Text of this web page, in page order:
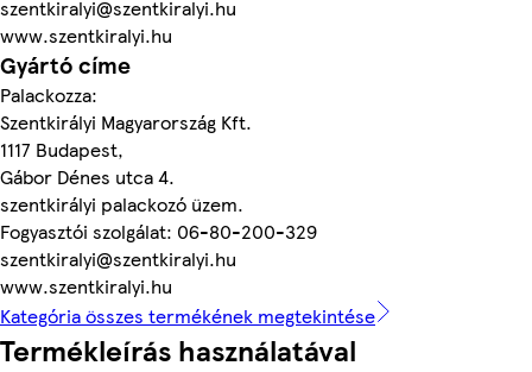
szentkiralyi@szentkiralyi.hu
www.szentkiralyi.hu
Gyártó címe
Palackozza:
Szentkirályi Magyarország Kft.
1117 Budapest,
Gábor Dénes utca 4.
szentkirályi palackozó üzem.
Fogyasztói szolgálat: 06-80-200-329
szentkiralyi@szentkiralyi.hu
www.szentkiralyi.hu
Kategória összes termékének megtekintése
Termékleírás használatával